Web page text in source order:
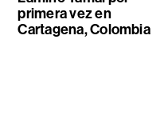
primera vez en
Cartagena, Colombia